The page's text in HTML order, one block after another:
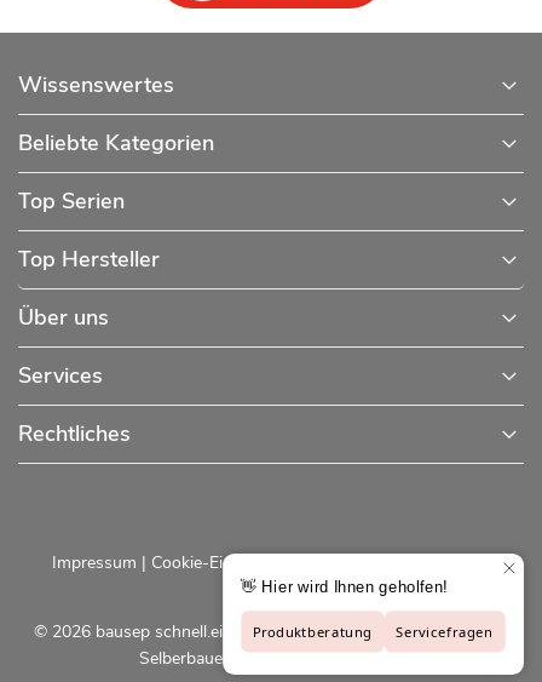
Wissenswertes
Beliebte Kategorien
Top Serien
Top Hersteller
Über uns
Services
Rechtliches
© 2026 bausep schnell.einfach.preiswert - Baustoffe online für
Selberbauer und Profis |bausep.de
Impressum | Cookie-Einstellungen